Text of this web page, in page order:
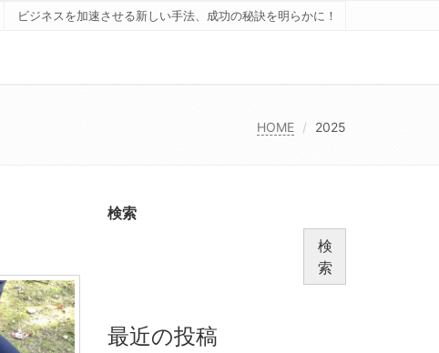
ビジネスを加速させる新しい手法、成功の秘訣を明らかに！
HOME 2025
検索
検
索
最近の投稿